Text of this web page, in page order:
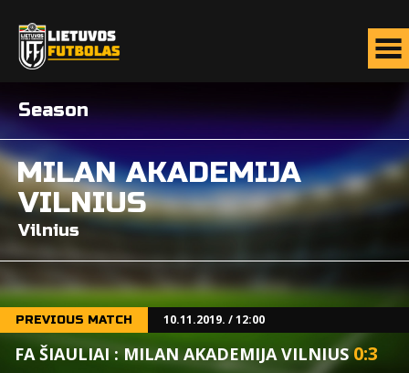
Season
MILAN AKADEMIJA
VILNIUS
Vilnius
PREVIOUS MATCH 10.11.2019. / 12:00
FA ŠIAULIAI : MILAN AKADEMIJA VILNIUS0:3